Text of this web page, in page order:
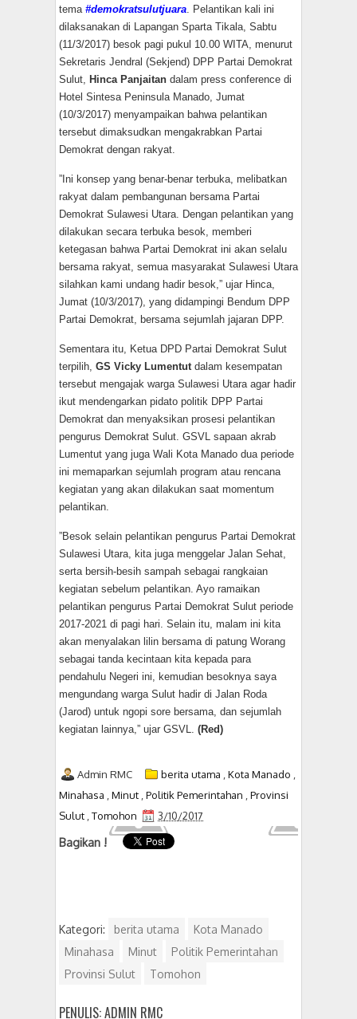
tema #demokratsulutjuara . Pelantikan kali ini
dilaksanakan di Lapangan Sparta Tikala, Sabtu
(11/3/2017) besok pagi pukul 10.00 WITA, menurut
Sekretaris Jendral (Sekjend) DPP Partai Demokrat
Sulut, Hinca Panjaitan dalam press conference di
Hotel Sintesa Peninsula Manado, Jumat
(10/3/2017) menyampaikan bahwa pelantikan
tersebut dimaksudkan mengakrabkan Partai
Demokrat dengan rakyat.
”Ini konsep yang benar-benar terbuka, melibatkan
rakyat dalam pembangunan bersama Partai
Demokrat Sulawesi Utara. Dengan pelantikan yang
dilakukan secara terbuka besok, memberi
ketegasan bahwa Partai Demokrat ini akan selalu
bersama rakyat, semua masyarakat Sulawesi Utara
silahkan kami undang hadir besok,” ujar Hinca,
Jumat (10/3/2017), yang didampingi Bendum DPP
Partai Demokrat, bersama sejumlah jajaran DPP.
Sementara itu, Ketua DPD Partai Demokrat Sulut
terpilih, GS Vicky Lumentut dalam kesempatan
tersebut mengajak warga Sulawesi Utara agar hadir
ikut mendengarkan pidato politik DPP Partai
Demokrat dan menyaksikan prosesi pelantikan
pengurus Demokrat Sulut. GSVL sapaan akrab
Lumentut yang juga Wali Kota Manado dua periode
ini memaparkan sejumlah program atau rencana
kegiatan yang akan dilakukan saat momentum
pelantikan.
”Besok selain pelantikan pengurus Partai Demokrat
Sulawesi Utara, kita juga menggelar Jalan Sehat,
serta bersih-besih sampah sebagai rangkaian
kegiatan sebelum pelantikan. Ayo ramaikan
pelantikan pengurus Partai Demokrat Sulut periode
2017-2021 di pagi hari. Selain itu, malam ini kita
akan menyalakan lilin bersama di patung Worang
sebagai tanda kecintaan kita kepada para
pendahulu Negeri ini, kemudian besoknya saya
mengundang warga Sulut hadir di Jalan Roda
(Jarod) untuk ngopi sore bersama, dan sejumlah
kegiatan lainnya,” ujar GSVL.
(Red)
Admin RMC berita utama Kota Manado
Minahasa
Minut Politik Pemerintahan
Provinsi
Sulut Tomohon 3/10/2017
Bagikan !
Kategori: berita utama
Kota Manado
Minahasa
Minut
Politik Pemerintahan
Provinsi Sulut
Tomohon
PENULIS: ADMIN RMC